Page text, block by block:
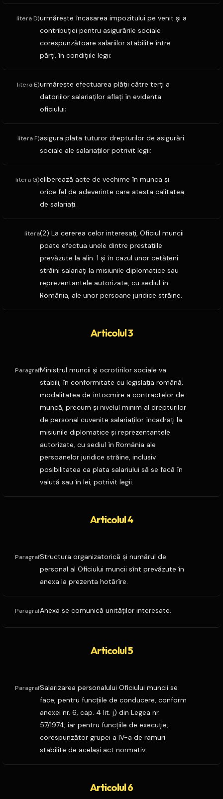
litera D)urmăreşte încasarea impozitului pe venit şi a
contribuţiei pentru asigurările sociale
corespunzătoare salariilor stabilite între
părţi, în condiţiile legii;
litera E)urmăreşte efectuarea plăţii către terţi a
datoriilor salariaţilor aflaţi în evidenta
oficiului;
litera F)asigura plata tuturor drepturilor de asigurări
sociale ale salariaţilor potrivit legii;
litera G)eliberează acte de vechime în munca şi
orice fel de adeverinte care atesta calitatea
de salariaţi.
litera(2) La cererea celor interesaţi, Oficiul muncii
poate efectua unele dintre prestaţiile
prevăzute la alin. 1 şi în cazul unor cetăţeni
străini salariaţi la misiunile diplomatice sau
reprezentantele autorizate, cu sediul în
România, ale unor persoane juridice străine.
Articolul 3
ParagrafMinistrul muncii şi ocrotirilor sociale va
stabili, în conformitate cu legislaţia română,
modalitatea de întocmire a contractelor de
muncă, precum şi nivelul minim al drepturilor
de personal cuvenite salariaţilor încadraţi la
misiunile diplomatice şi reprezentantele
autorizate, cu sediul în România ale
persoanelor juridice străine, inclusiv
posibilitatea ca plata salariului să se facă în
valută sau în lei, potrivit legii.
Articolul 4
ParagrafStructura organizatorică şi numărul de
personal al Oficiului muncii sînt prevăzute în
anexa la prezenta hotărîre.
ParagrafAnexa se comunică unităţilor interesate.
Articolul 5
ParagrafSalarizarea personalului Oficiului muncii se
face, pentru funcţiile de conducere, conform
anexei nr. 6, cap. 4 lit. j) din Legea nr.
57/1974, iar pentru funcţiile de execuţie,
corespunzător grupei a IV-a de ramuri
stabilite de acelaşi act normativ.
Articolul 6